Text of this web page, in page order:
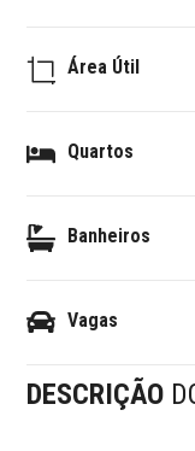
Área Útil
Quartos
Banheiros
Vagas
DESCRIÇÃO